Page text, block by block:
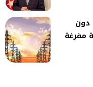
دون
مفرغة